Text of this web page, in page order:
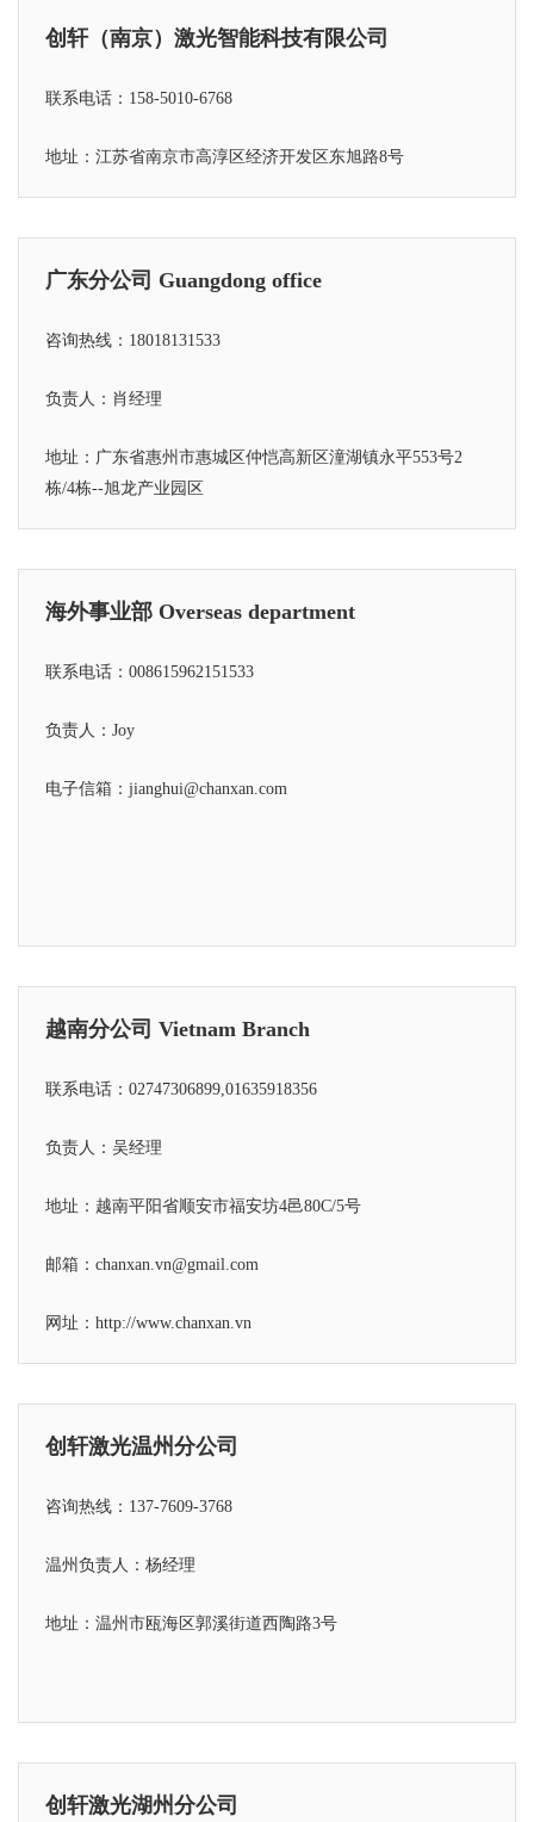
创轩（南京）激光智能科技有限公司
联系电话：158-5010-6768
地址：江苏省南京市高淳区经济开发区东旭路8号
广东分公司 Guangdong office
咨询热线：18018131533
负责人：肖经理
地址：广东省惠州市惠城区仲恺高新区潼湖镇永平553号2
栋/4栋--旭龙产业园区
海外事业部 Overseas department
联系电话：008615962151533
负责人：Joy
电子信箱：jianghui@chanxan.com
越南分公司 Vietnam Branch
联系电话：02747306899,01635918356
负责人：吴经理
地址：越南平阳省顺安市福安坊4邑80C/5号
邮箱：chanxan.vn@gmail.com
网址：http://www.chanxan.vn
创轩激光温州分公司
咨询热线：137-7609-3768
温州负责人：杨经理
地址：温州市瓯海区郭溪街道西陶路3号
创轩激光湖州分公司